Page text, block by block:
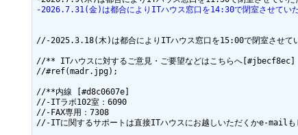
-2026.7.31(金)は都合によりITハウス窓口を14:30で閉室させていた
//-2025.3.18(木)は都合によりITハウス窓口を15:00で閉室させてい
//** ITハウスに対するご意見・ご要望などはこちらへ[#jbecf8ec]
//#ref(madr.jpg);
//**内線 [#d8c0607e]
//-ITラボ102室：6090
//-FAX専用：7308
//-ITに関するサポートは直接ITハウスにお越しいただくかe-